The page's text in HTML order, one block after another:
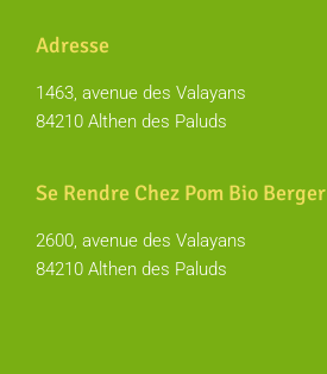
Adresse
1463, avenue des Valayans
84210 Althen des Paluds
Se Rendre Chez Pom Bio Berger
2600, avenue des Valayans
84210 Althen des Paluds